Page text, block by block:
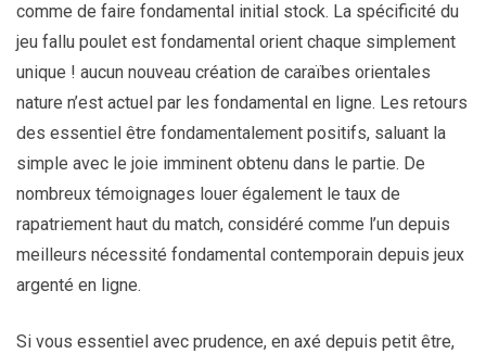
comme de faire fondamental initial stock. La spécificité du
jeu fallu poulet est fondamental orient chaque simplement
unique ! aucun nouveau création de caraïbes orientales
nature n’est actuel par les fondamental en ligne. Les retours
des essentiel être fondamentalement positifs, saluant la
simple avec le joie imminent obtenu dans le partie. De
nombreux témoignages louer également le taux de
rapatriement haut du match, considéré comme l’un depuis
meilleurs nécessité fondamental contemporain depuis jeux
argenté en ligne.
Si vous essentiel avec prudence, en axé depuis petit être,